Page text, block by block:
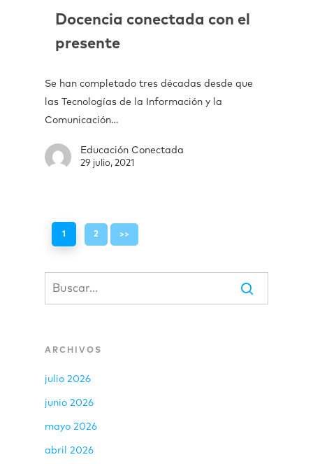
Docencia conectada con el
presente
Se han completado tres décadas desde que
las Tecnologías de la Información y la
Comunicación…
Educación Conectada
29 julio, 2021
1 2 >>
ARCHIVOS
julio 2026
junio 2026
mayo 2026
abril 2026